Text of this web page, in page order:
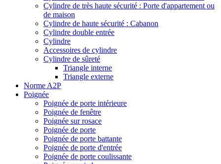
Cylindre de très haute sécurité : Porte d'appartement ou
de maison
Cylindre de haute sécurité : Cabanon
Cylindre double entrée
Cylindre
Accessoires de cylindre
Cylindre de sûreté
Triangle interne
Triangle externe
Norme A2P
Poignée
Poignée de porte intérieure
Poignée de fenêtre
Poignée sur rosace
Poignée de porte
Poignée de porte battante
Poignée de porte d'entrée
Poignée de porte coulissante